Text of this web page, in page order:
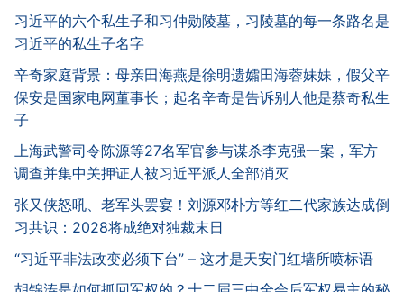
习近平的六个私生子和习仲勋陵墓，习陵墓的每一条路名是
习近平的私生子名字
辛奇家庭背景：母亲田海燕是徐明遗孀田海蓉妹妹，假父辛
保安是国家电网董事长；起名辛奇是告诉别人他是蔡奇私生
子
上海武警司令陈源等27名军官参与谋杀李克强一案，军方
调查并集中关押证人被习近平派人全部消灭
张又侠怒吼、老军头罢宴！刘源邓朴方等红二代家族达成倒
习共识：2028将成绝对独裁末日
“习近平非法政变必须下台” – 这才是天安门红墙所喷标语